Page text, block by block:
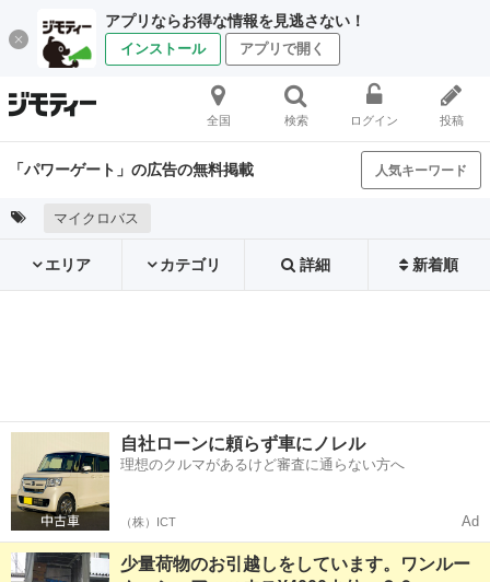
アプリならお得な情報を見逃さない！
インストール アプリで開く
全国 検索 ログイン 投稿
「パワーゲート」の広告の無料掲載 人気キーワード
マイクロバス
エリア カテゴリ 詳細 新着順
自社ローンに頼らず車にノレル
理想のクルマがあるけど審査に通らない方へ
（株）ICT Ad
少量荷物のお引越しをしています。ワンルー